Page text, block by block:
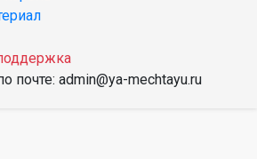
почте: admin@ya-mechtayu.ru